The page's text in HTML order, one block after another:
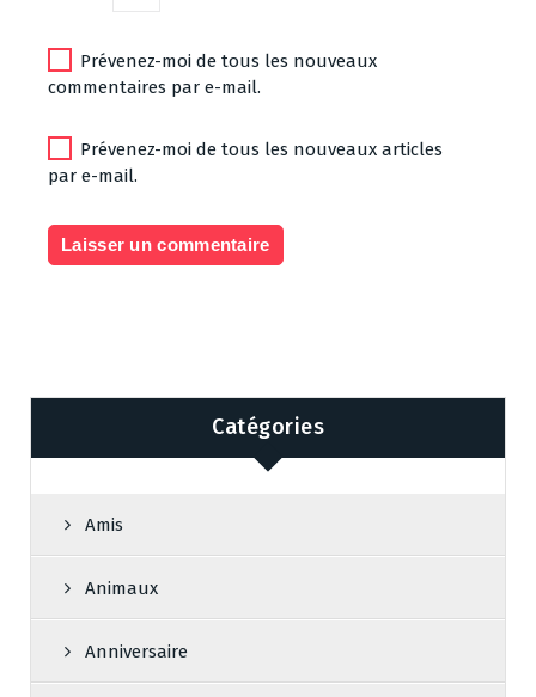
Prévenez-moi de tous les nouveaux
commentaires par e-mail.
Prévenez-moi de tous les nouveaux articles
par e-mail.
Catégories
Amis
Animaux
Anniversaire